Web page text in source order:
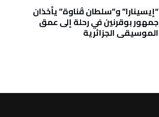
“إيسينارا” و”سلطان ڤناوة” يأخذان
جمهور بوقرنين في رحلة إلى عمق
الموسيقى الجزائرية